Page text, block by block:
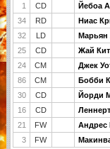
1
CD Йебоа
34
RD Ниас
32
LD Марьян
25
CD Жай
24
CM Джек
86
CM Бобби
30
CD Йорди
16
CD
21
FW Андрес
3
FW